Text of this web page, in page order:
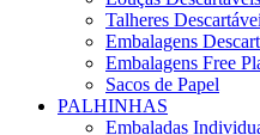
Talheres
Embalagens
Embalagens Free
Sacos de Papel
PALHINHAS
Embaladas